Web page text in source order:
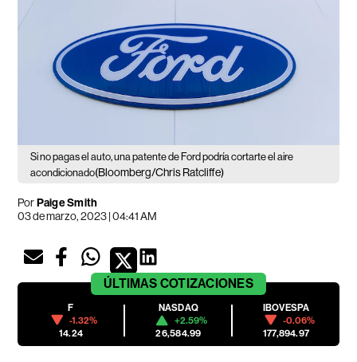
Si no pagas el auto, una patente de Ford podría cortarte el aire
acondicionado(Bloomberg/Chris Ratcliffe)
PorPaige Smith
03 de marzo, 2023 | 04:41 AM
ÚLTIMAS COTIZACIONES
F
-1.32%
14.24
NASDAQ
+2.59%
26,584.99
IBOVESPA
-0.06%
177,894.97